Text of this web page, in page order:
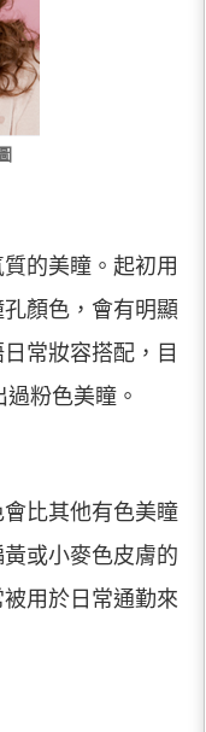
的美瞳。起初用
顏色，會有明顯
常妝容搭配，目
粉色美瞳。
比其他有色美瞳
或小麥色皮膚的
用於日常通勤來